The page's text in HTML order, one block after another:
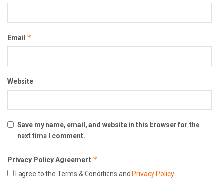
Email *
Website
Save my name, email, and website in this browser for the
next time I comment.
Privacy Policy Agreement *
I agree to the Terms & Conditions and Privacy Policy.